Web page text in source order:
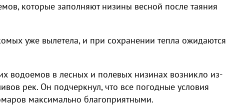
которые заполняют низины весной после таяния
уже вылетела, и при сохранении тепла ожидаются
водоемов в лесных и полевых низинах возникло из-
рек. Он подчеркнул, что все погодные условия
максимально благоприятными.